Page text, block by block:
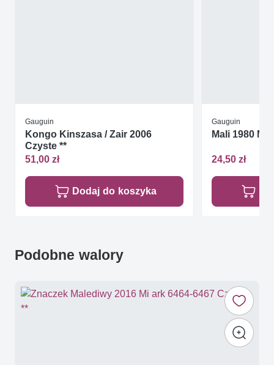
Gauguin
Kongo Kinszasa / Zair 2006
Czyste **
51,00 zł
Dodaj do koszyka
Gauguin
Mali 1980 Mi
24,50 zł
Podobne walory